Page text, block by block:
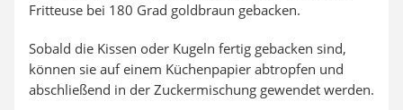
Fritteuse bei 180 Grad goldbraun gebacken.
Sobald die Kissen oder Kugeln fertig gebacken sind,
können sie auf einem Küchenpapier abtropfen und
abschließend in der Zuckermischung gewendet werden.